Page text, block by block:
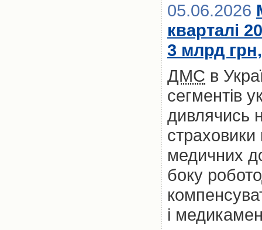
05.06.2026
кварталі
3 млрд
ДМС в
сегментів
дивлячись
медичних
боку
і